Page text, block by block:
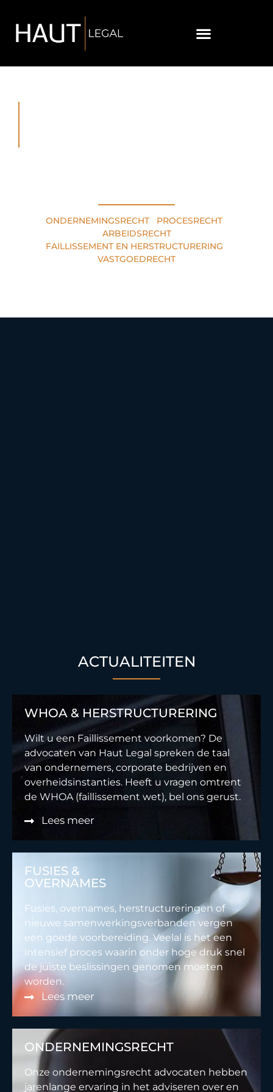
ONDERNEMINGSRECHT• PROCESRECHT•
ARBEIDSRECHT
FAILLISSEMENT EN HERSTRUCTURERING
VASTGOEDRECHT
ACTUALITEITEN
WHOA & HERSTRUCTURERING
Wilt u een Faillissement voorkomen? De
advocaten van Haut Legal spreken de taal
van ondernemers, corporate bedrijven en
overheidsinstanties. Heeft u vragen omtrent
de WHOA (faillissement wet), bel ons gerust.
Lees meer
FUSIES &
OVERNAMES
Fusies, overnames, herstructureringen of
nieuwe samenwerkingsverbanden vergen
een goede voorbereiding. Veelal is het een
intensief proces waarin onder hoge druk snel
de juiste beslissingen genomen moeten
worden.
Lees meer
ONDERNEMINGSRECHT
Onze ondernemingsrecht advocaten hebben
jarenlange ervaring in het adviseren over en